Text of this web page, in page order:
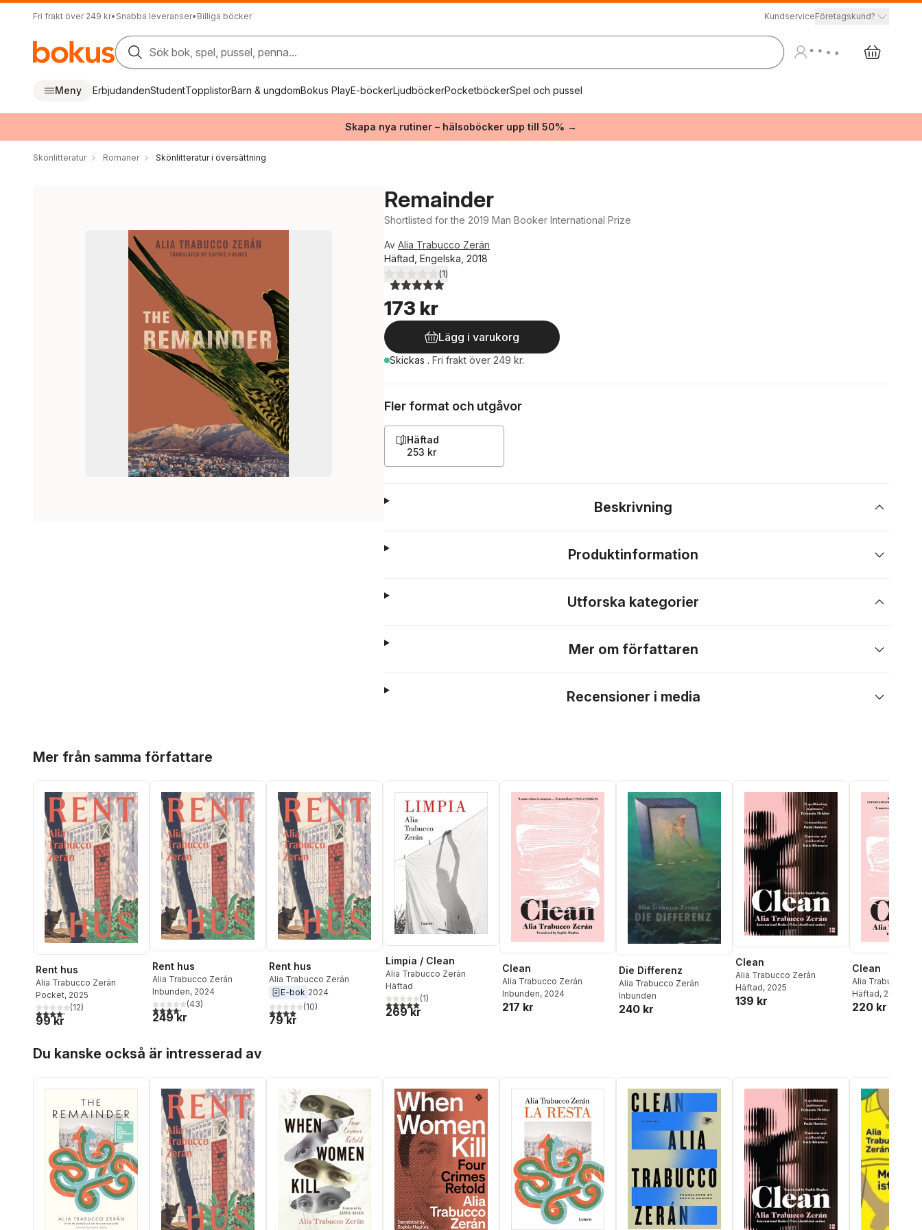
Fri frakt över 249 kr• Snabba leveranser• Billiga böcker KundserviceFöretagskund?
Sök bok, spel, pussel, penna...
Meny ErbjudandenStudentTopplistorBarn & ungdomBokus PlayE-böckerLjudböckerPocketböckerSpel och pussel
Skapa nya rutiner – hälsoböcker upp till 50% →
Skönlitteratur Romaner Skönlitteratur i översättning
Remainder
Shortlisted for the 2019 Man Booker International Prize
Av Alia Trabucco Zerán
Häftad, Engelska, 2018
5,0utav 5 stjärnor. Totalt antal röster:
(1)
173 kr
Lägg i varukorg
Skickas . Fri frakt över 249 kr.
Fler format och utgåvor
Häftad
253 kr
Beskrivning
Produktinformation
Utforska kategorier
Mer om författaren
Recensioner i media
Mer från samma författare
Rent hus
Alia Trabucco Zerán
Pocket, 2025
4,2utav 5 stjärnor. Totalt antal röster:
(12)
99 kr
Rent hus
Alia Trabucco Zerán
Inbunden, 2024
4,2utav 5 stjärnor. Totalt antal röster:
(43)
249 kr
Rent hus
Alia Trabucco Zerán
E-bok 2024
4,0utav 5 stjärnor. Totalt antal röster:
(10)
79 kr
Limpia / Clean
Alia Trabucco Zeràn
Häftad
5,0utav 5 stjärnor. Totalt antal röster:
(1)
269 kr
Clean
Alia Trabucco Zerán
Inbunden, 2024
217 kr
Die Differenz
Alia Trabucco Zerán
Inbunden
240 kr
Clean
Alia Trabucco Zerán
Häftad, 2025
139 kr
Clean
Alia Trabucco
Häftad, 2024
220 kr
Du kanske också är intresserad av